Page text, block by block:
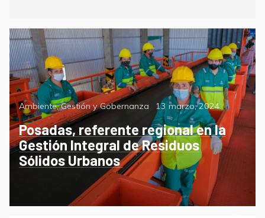
Categorías
Ambiente,Gestión y Gobernanza
Posted
on
13 marzo, 2024
Posadas, referente regional en la
Gestión Integral de Residuos
Sólidos Urbanos